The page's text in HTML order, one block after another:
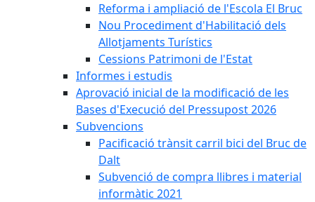
Reforma i ampliació de l'Escola El Bruc
Nou Procediment d'Habilitació dels
Allotjaments Turístics
Cessions Patrimoni de l'Estat
Informes i estudis
Aprovació inicial de la modificació de les
Bases d'Execució del Pressupost 2026
Subvencions
Pacificació trànsit carril bici del Bruc de
Dalt
Subvenció de compra llibres i material
informàtic 2021